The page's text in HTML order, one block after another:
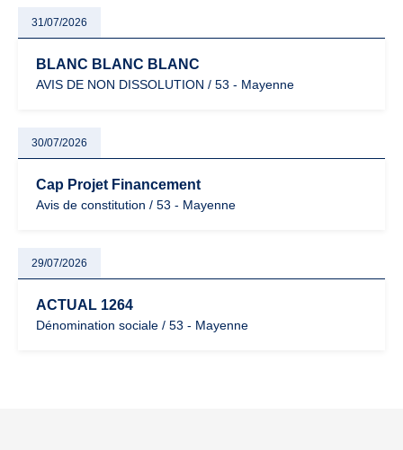
31/07/2026
BLANC BLANC BLANC
AVIS DE NON DISSOLUTION / 53 - Mayenne
30/07/2026
Cap Projet Financement
Avis de constitution / 53 - Mayenne
29/07/2026
ACTUAL 1264
Dénomination sociale / 53 - Mayenne